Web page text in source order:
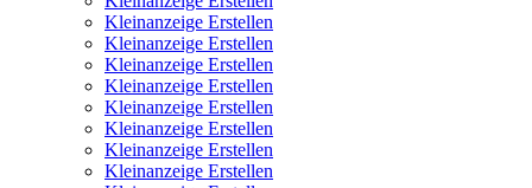
Kleinanzeige Erstellen
Kleinanzeige Erstellen
Kleinanzeige Erstellen
Kleinanzeige Erstellen
Kleinanzeige Erstellen
Kleinanzeige Erstellen
Kleinanzeige Erstellen
Kleinanzeige Erstellen